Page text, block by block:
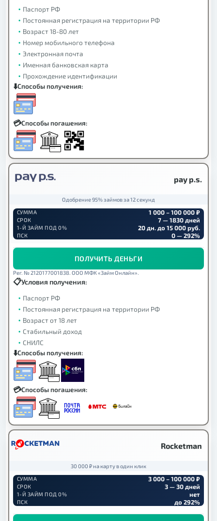
Паспорт РФ
Постоянная регистрация на территории РФ
Возраст 18-80 лет
Номер мобильного телефона
Электронная почта
Именная банковская карта
Прохождение идентификации
Способы получения:
Способы погашения:
pay p.s.
Одобрение 95% займов за 12 секунд
СУММА
1 000 – 100 000 ₽
СРОК 7 — 1830 дней
1-Й ЗАЙМ ПОД 0% 20 дн. до 15 000 руб.
ПСК 0 — 292%
ПОЛУЧИТЬ ДЕНЬГИ
Рег. № 2120177001838. ООО МФК «Займ Онлайн».
Условия получения:
Паспорт РФ
Постоянная регистрация на территории РФ
Возраст от 18 лет
Стабильный доход
СНИЛС
Способы получения:
Способы погашения:
Rocketman
30 000 ₽ на карту в один клик
СУММА
3 000 – 100 000 ₽
СРОК 3 — 30 дней
1-Й ЗАЙМ ПОД 0% нет
ПСК до 292%